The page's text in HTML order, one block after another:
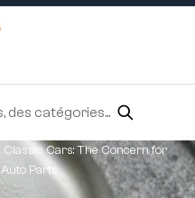
Classic Cars: The Concern for
Parts